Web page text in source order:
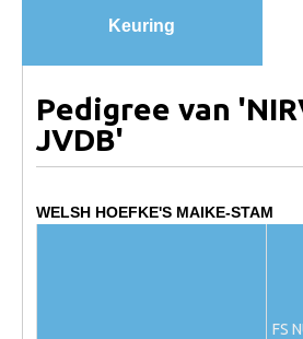
Animal Health Regulation
Marktplaats
Tarievenlijst
Webshop
Keuring
Pedigree van
JVDB'
WELSH HOEFKE'S MAIKE-STAM
FS